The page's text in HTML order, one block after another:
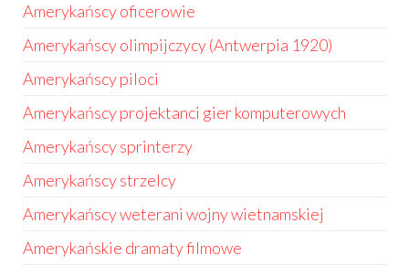
Amerykańscy oficerowie
Amerykańscy olimpijczycy (Antwerpia 1920)
Amerykańscy piloci
Amerykańscy projektanci gier komputerowych
Amerykańscy sprinterzy
Amerykańscy strzelcy
Amerykańscy weterani wojny wietnamskiej
Amerykańskie dramaty filmowe